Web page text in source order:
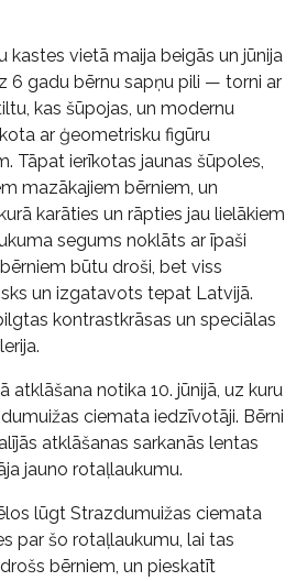
kastes vietā maija beigās un jūnija
6 gadu bērnu sapņu pili — torni ar
kas šūpojas, un modernu
ar ģeometrisku figūru
Tāpat ierīkotas jaunas šūpoles,
mazākajiem bērniem, un
karāties un rāpties jau lielākiem
segums noklāts ar īpaši
būtu droši, bet viss
un izgatavots tepat Latvijā.
kontrastkrāsas un speciālas
atklāšana notika 10. jūnijā, uz kuru
ciemata iedzīvotāji. Bērni
atklāšanas sarkanās lentas
jauno rotaļlaukumu.
lūgt Strazdumuižas ciemata
par šo rotaļlaukumu, lai tas
bērniem, un pieskatīt